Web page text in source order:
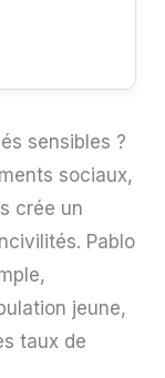
sensibles ?
sociaux,
crée un
Pablo
jeune,
taux de